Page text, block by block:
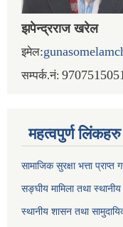
झपेन्द्रराज खरेल
इमेल:
सम्पर्क.नं: 9707515051
महत्वपुर्ण लिंकहरु
सामाजिक सुरक्षा भत्ता
सङ्घीय मामिला तथा
स्थानीय शासन तथा